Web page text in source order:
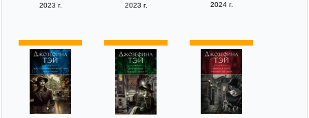
2023 г. 2023 г. 2024 г.